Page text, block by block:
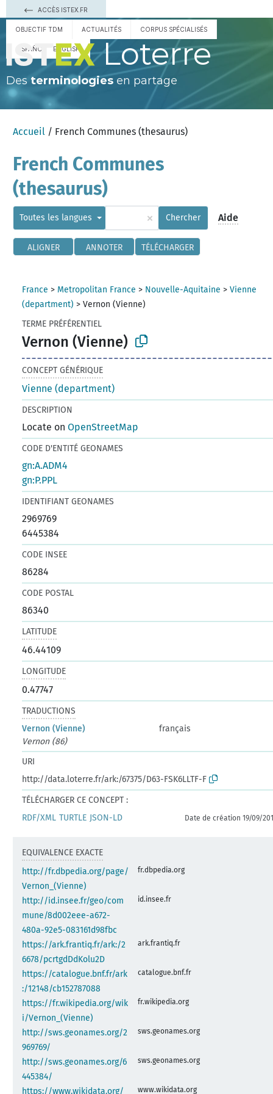
ACCÈS ISTEX.FR
OBJECTIF TDM ACTUALITÉS CORPUS SPÉCIALISÉS
ESPAÑOL ENGLISH Loterre
Des terminologies en partage
Accueil / French Communes (thesaurus)
French Communes
(thesaurus)
Toutes les langues × Chercher Aide
ALIGNER ANNOTER TÉLÉCHARGER
France > Metropolitan France > Nouvelle-Aquitaine >Vienne
(department) >Vernon (Vienne)
TERME PRÉFÉRENTIEL
Vernon (Vienne)
CONCEPT GÉNÉRIQUE
Vienne (department)
DESCRIPTION
Locate onOpenStreetMap
CODE D'ENTITÉ GEONAMES
gn:A.ADM4
gn:P.PPL
IDENTIFIANT GEONAMES
2969769
6445384
CODE INSEE
86284
CODE POSTAL
86340
LATITUDE
46.44109
LONGITUDE
0.47747
TRADUCTIONS
Vernon (Vienne)
français
Vernon (86)
URI
http://data.loterre.fr/ark:/67375/D63-FSK6LLTF-F
TÉLÉCHARGER CE CONCEPT :
RDF/XML TURTLE JSON-LD Date de création 19/09/
EQUIVALENCE EXACTE
http://fr.dbpedia.org/page/
Vernon_(Vienne)
fr.dbpedia.org
http://id.insee.fr/geo/com
mune/8d002eee-a672-
480a-92e5-083161d98fbc
id.insee.fr
https://ark.frantiq.fr/ark:/2
6678/pcrtgdDdKolu2D
ark.frantiq.fr
https://catalogue.bnf.fr/ark
:/12148/cb152787088
catalogue.bnf.fr
https://fr.wikipedia.org/wik
i/Vernon_(Vienne)
fr.wikipedia.org
http://sws.geonames.org/2
969769/
sws.geonames.org
http://sws.geonames.org/6
445384/
sws.geonames.org
https://www.wikidata.org/
www.wikidata.org